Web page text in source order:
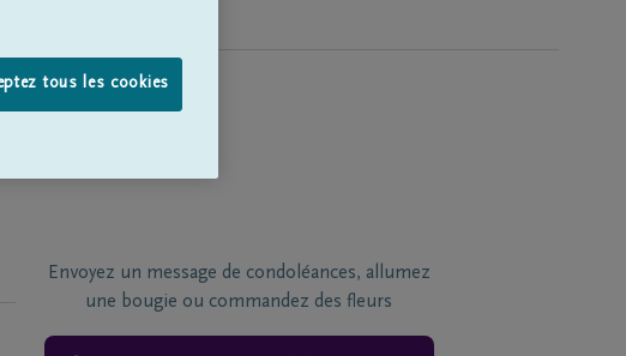
Envoyez un message de condoléances, allumez
une bougie ou commandez des fleurs
tous les cookies